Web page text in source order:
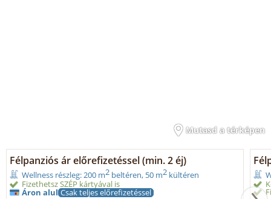
Mutasd a térképen
Félpanziós ár előrefizetéssel (min. 2 éj)
Wellness részleg: 200 m2 beltéren, 50 m2 kültéren
Fizethetsz SZÉP kártyával is
Áron alul Csak teljes előrefizetéssel